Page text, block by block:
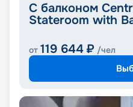
С балконом
Stateroom with
от 119 644 ₽ /чел